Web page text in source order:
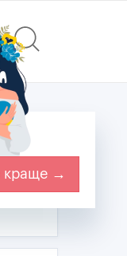
краще →